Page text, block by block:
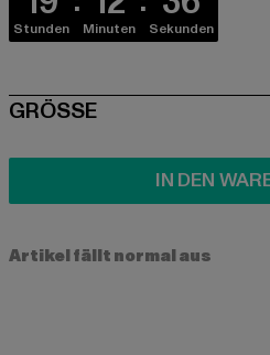
Stunden Minuten Sekunden
SIZE
GRÖSSE
IN DEN
Artikel fällt normal aus